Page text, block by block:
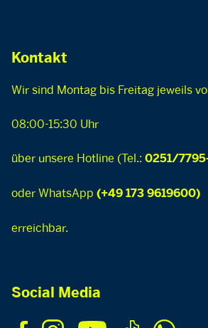
Kontakt
Wir sind Montag bis Freitag jeweils
08:00-15:30 Uhr
über unsere Hotline (Tel.: 0251/
oder WhatsApp (+49 173 9619600)
erreichbar.
Social Media